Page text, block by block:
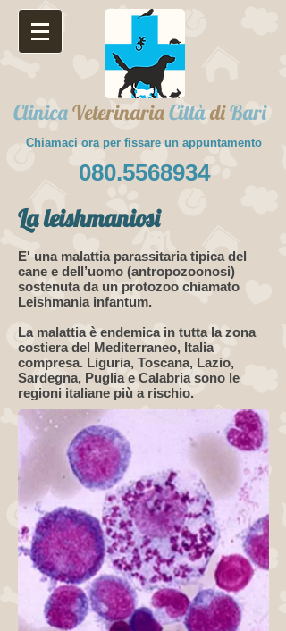
ClinicaVeterinariaCittàdiBari
Chiamaci ora per fissare un appuntamento
080.5568934
La leishmaniosi
E' una malattia parassitaria tipica del
cane e dell’uomo (antropozoonosi)
sostenuta da un protozoo chiamato
Leishmania infantum.
La malattia è endemica in tutta la zona
costiera del Mediterraneo, Italia
compresa. Liguria, Toscana, Lazio,
Sardegna, Puglia e Calabria sono le
regioni italiane più a rischio.